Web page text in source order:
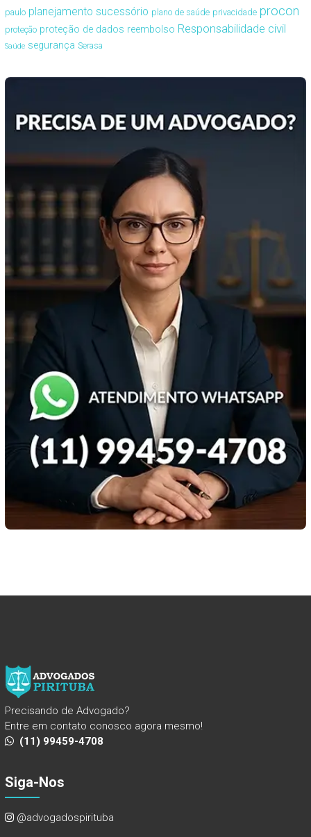
paulo planejamento sucessório plano de saúde privacidade procon
proteção proteção de dados reembolso Responsabilidade civil
Saúde segurança Serasa
Precisando de Advogado?
Entre em contato conosco agora mesmo!
(11) 99459-4708
Siga-Nos
@advogadospirituba